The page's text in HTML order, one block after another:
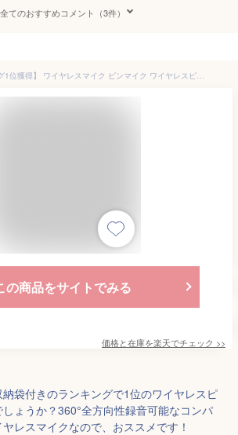
全てのおすすめコメント（3件）
【楽天ランキング1位獲得】 ワイヤレスマイク ピンマイク ワイヤレスピンマイク ワイヤレス マイク スマホマイク スマホ用マイク ミニマイク ラベリアマイク android iphone スマホ 360°全方向性録音 収納袋付き 日本語説明書付き 風防付き
の商品をサイトでみる
価格と在庫を楽天でチェック >>
袋付きのランキングで1位のワイヤレスピ
ょうか？360°全方向性録音可能なコンパ
レスマイクなので、おススメです！